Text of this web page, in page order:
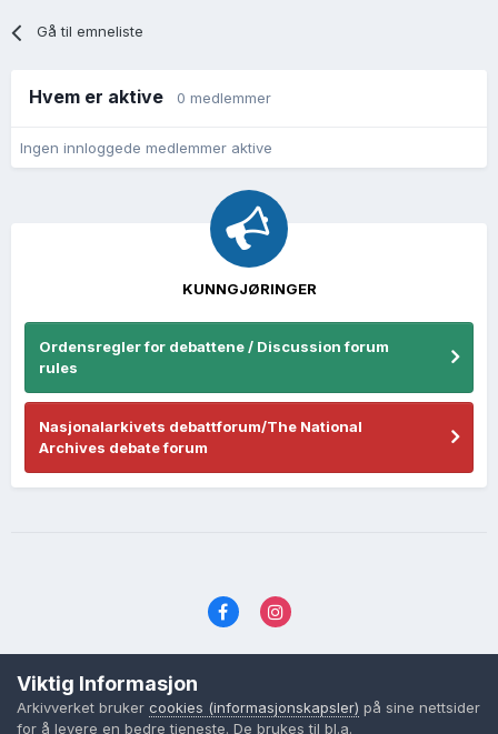
Gå til emneliste
Hvem er aktive 0 medlemmer
Ingen innloggede medlemmer aktive
KUNNGJØRINGER
Ordensregler for debattene / Discussion forum
rules
Nasjonalarkivets debattforum/The National
Archives debate forum
Cookies (informasjonskapsler)
Powered by Invision Community
Viktig Informasjon
Arkivverket bruker cookies (informasjonskapsler) på sine nettsider
for å levere en bedre tjeneste. De brukes til bl.a.